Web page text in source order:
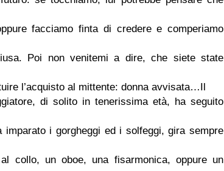
facciamo finta di credere e comperiamo
Poi non venitemi a dire, che siete state
l’acquisto al mittente: donna avvisata…Il
di solito in tenerissima età, ha seguito
imparato i gorgheggi ed i solfeggi, gira sempre
collo, un oboe, una fisarmonica, oppure un